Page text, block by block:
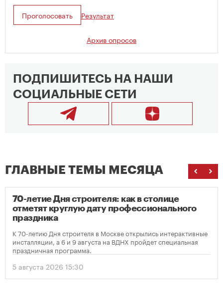
Проголосовать Результат
Архив опросов
ПОДПИШИТЕСЬ НА НАШИ
СОЦИАЛЬНЫЕ СЕТИ
ГЛАВНЫЕ ТЕМЫ МЕСЯЦА
70-летие Дня строителя: как в столице
отметят круглую дату профессионального
праздника
К 70-летию Дня строителя в Москве открылись интерактивные
инсталляции, а 6 и 9 августа на ВДНХ пройдет специальная
праздничная программа.
5 августа 2026 15:30